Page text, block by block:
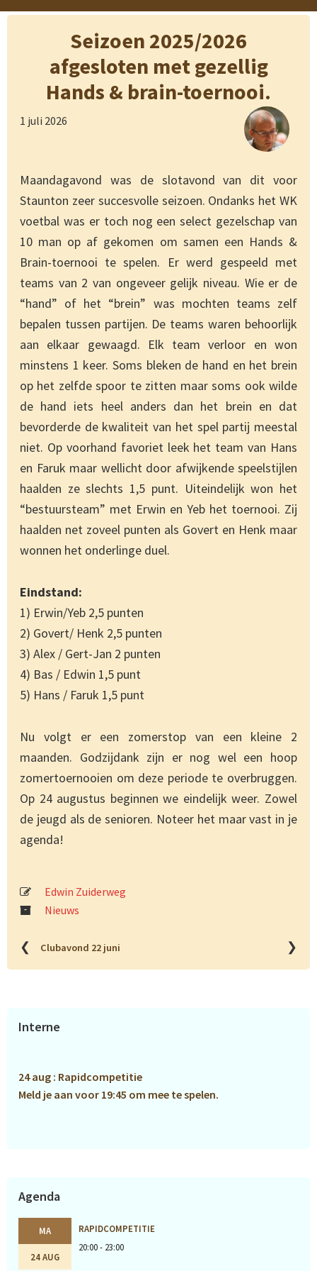
Seizoen 2025/2026
afgesloten met gezellig
Hands & brain-toernooi.
1 juli 2026
Maandagavond was de slotavond van dit voor
Staunton zeer succesvolle seizoen. Ondanks het WK
voetbal was er toch nog een select gezelschap van
10 man op af gekomen om samen een Hands &
Brain-toernooi te spelen. Er werd gespeeld met
teams van 2 van ongeveer gelijk niveau. Wie er de
“hand” of het “brein” was mochten teams zelf
bepalen tussen partijen. De teams waren behoorlijk
aan elkaar gewaagd. Elk team verloor en won
minstens 1 keer. Soms bleken de hand en het brein
op het zelfde spoor te zitten maar soms ook wilde
de hand iets heel anders dan het brein en dat
bevorderde de kwaliteit van het spel partij meestal
niet. Op voorhand favoriet leek het team van Hans
en Faruk maar wellicht door afwijkende speelstijlen
haalden ze slechts 1,5 punt. Uiteindelijk won het
“bestuursteam” met Erwin en Yeb het toernooi. Zij
haalden net zoveel punten als Govert en Henk maar
wonnen het onderlinge duel.
Eindstand:
1) Erwin/Yeb 2,5 punten
2) Govert/ Henk 2,5 punten
3) Alex / Gert-Jan 2 punten
4) Bas / Edwin 1,5 punt
5) Hans / Faruk 1,5 punt
Nu volgt er een zomerstop van een kleine 2
maanden. Godzijdank zijn er nog wel een hoop
zomertoernooien om deze periode te overbruggen.
Op 24 augustus beginnen we eindelijk weer. Zowel
de jeugd als de senioren. Noteer het maar vast in je
agenda!
Edwin Zuiderweg
Nieuws
❮ Clubavond 22 juni ❯
Primaire
Interne
24 aug : Rapidcompetitie
Meld je aan voor 19:45 om mee te spelen.
Agenda
MA
24 AUG
RAPIDCOMPETITIE
20:00 - 23:00